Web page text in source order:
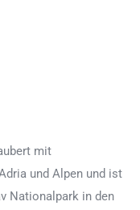
mit
und Alpen und ist
Nationalpark in den